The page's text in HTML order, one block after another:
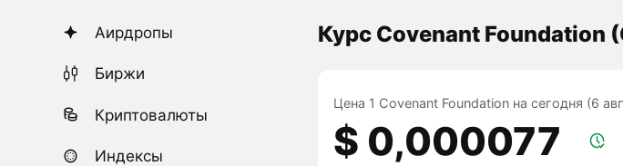
Аирдропы
Биржи
Криптовалюты
Индексы
Курс Covenant Foundation
Цена 1 Covenant Foundation на сегодня (6
$ 0,000077